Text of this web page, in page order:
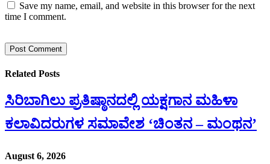
Save my name, email, and website in this browser for the next
time I comment.
Related Posts
ಸಿರಿಬಾಗಿಲು ಪ್ರತಿಷ್ಠಾನದಲ್ಲಿ ಯಕ್ಷಗಾನ ಮಹಿಳಾ
ಕಲಾವಿದರುಗಳ ಸಮಾವೇಶ ‘ಚಿಂತನ – ಮಂಥನ’
August 6, 2026